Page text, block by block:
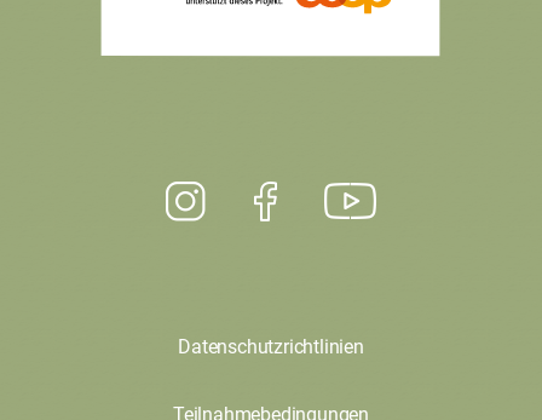
Datenschutzrichtlinien
Teilnahmebedingungen